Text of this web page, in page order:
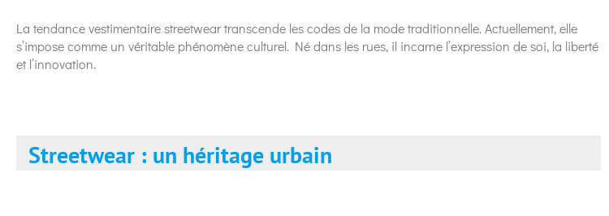
La tendance vestimentaire streetwear transcende les codes de la mode traditionnelle. Actuellement, elle
s’impose comme un véritable phénomène culturel. Né dans les rues, il incarne l’expression de soi, la liberté
et l’innovation.
Streetwear : un héritage urbain